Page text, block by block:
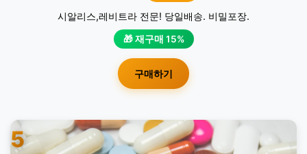
시알리스,레비트라 전문! 당일배송. 비밀포장.
🎁 재구매 15%
구매하기
5